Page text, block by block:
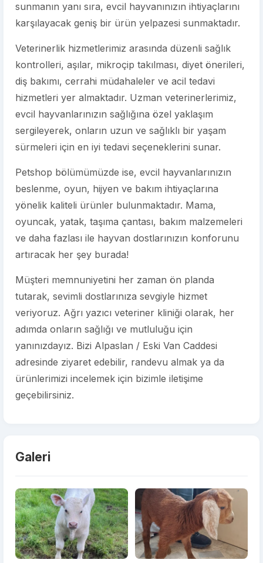
sunmanın yanı sıra, evcil hayvanınızın ihtiyaçlarını
karşılayacak geniş bir ürün yelpazesi sunmaktadır.
Veterinerlik hizmetlerimiz arasında düzenli sağlık
kontrolleri, aşılar, mikroçip takılması, diyet önerileri,
diş bakımı, cerrahi müdahaleler ve acil tedavi
hizmetleri yer almaktadır. Uzman veterinerlerimiz,
evcil hayvanlarınızın sağlığına özel yaklaşım
sergileyerek, onların uzun ve sağlıklı bir yaşam
sürmeleri için en iyi tedavi seçeneklerini sunar.
Petshop bölümümüzde ise, evcil hayvanlarınızın
beslenme, oyun, hijyen ve bakım ihtiyaçlarına
yönelik kaliteli ürünler bulunmaktadır. Mama,
oyuncak, yatak, taşıma çantası, bakım malzemeleri
ve daha fazlası ile hayvan dostlarınızın konforunu
artıracak her şey burada!
Müşteri memnuniyetini her zaman ön planda
tutarak, sevimli dostlarınıza sevgiyle hizmet
veriyoruz. Ağrı yazıcı veteriner kliniği olarak, her
adımda onların sağlığı ve mutluluğu için
yanınızdayız. Bizi Alpaslan / Eski Van Caddesi
adresinde ziyaret edebilir, randevu almak ya da
ürünlerimizi incelemek için bizimle iletişime
geçebilirsiniz.
Galeri